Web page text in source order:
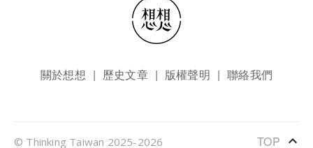
頁尾選單關於想想 歷史文章 版權聲明 聯絡我們
© Thinking Taiwan 2025-2026 TOP keyboard_arrow_up